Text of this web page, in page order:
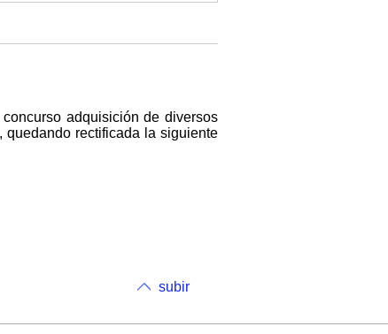
adquisición de diversos
rectificada la siguiente
subir